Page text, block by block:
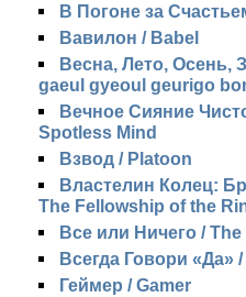
В Погоне за
Вавилон / Babel
Весна, Лето, Осень,
gaeul gyeoul geurigo
Вечное Сияние
Spotless Mind
Взвод / Platoon
Властелин Колец:
The Fellowship of the
Все или Ничего /
Всегда Говори «Да» /
Геймер / Gamer